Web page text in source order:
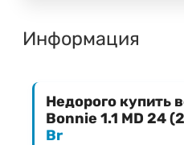
Информация
Недорого купить
Bonnie 1.1 MD 24
Br